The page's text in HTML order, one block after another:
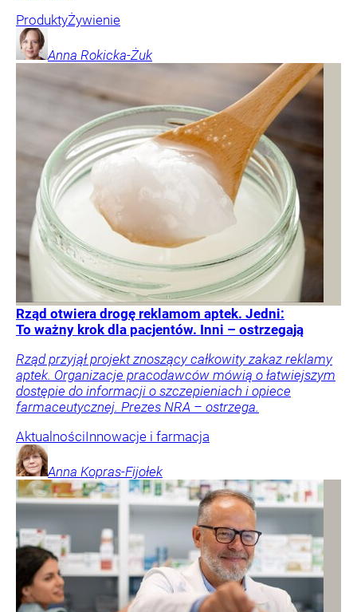
ProduktyŻywienie
Anna Rokicka-Żuk
Rząd otwiera drogę reklamom aptek. Jedni:
To ważny krok dla pacjentów. Inni – ostrzegają
Rząd przyjął projekt znoszący całkowity zakaz reklamy
aptek. Organizacje pracodawców mówią o łatwiejszym
dostępie do informacji o szczepieniach i opiece
farmaceutycznej. Prezes NRA – ostrzega.
AktualnościInnowacje i farmacja
Anna Kopras-Fijołek